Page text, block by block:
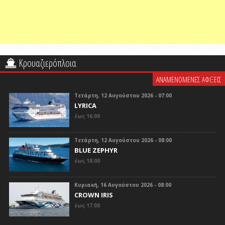
Κρουαζιερόπλοια
ΑΝΑΜΕΝΟΜΕΝΕΣ ΑΦΙΞΕΙΣ
Τετάρτη, 12 Αυγούστου 2026 - 07:00
LYRICA
έως 16:00
Τετάρτη, 12 Αυγούστου 2026 - 08:00
BLUE ZEPHYR
έως 18:00
Κυριακή, 16 Αυγούστου 2026 - 08:00
CROWN IRIS
έως 17:00